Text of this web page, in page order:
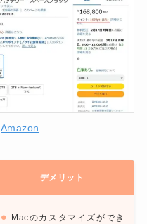
Amazon
デメリット
Macのカスタマイズができ